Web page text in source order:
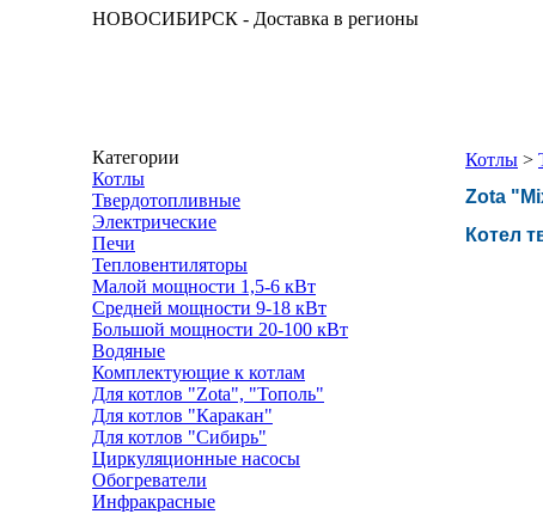
НОВОСИБИРСК - Доставка в регионы
Категории
Котлы
Твердотопливные
Электрические
Печи
Тепловентиляторы
Малой мощности 1,5-6 кВт
Средней мощности 9-18 кВт
Большой мощности 20-100 кВт
Водяные
Комплектующие к котлам
Для котлов "Zota", "Тополь"
Для котлов "Каракан"
Для котлов "Сибирь"
Циркуляционные насосы
Обогреватели
Инфракрасные
Котлы >
Zota
Котел